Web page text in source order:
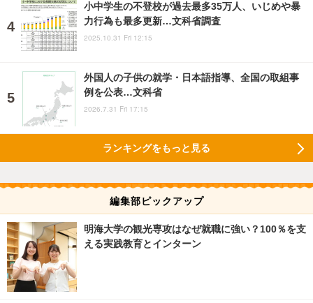
小中学生の不登校が過去最多35万人、いじめや暴
力行為も最多更新…文科省調査
2025.10.31 Fri 12:15
外国人の子供の就学・日本語指導、全国の取組事
例を公表…文科省
2026.7.31 Fri 17:15
ランキングをもっと見る
編集部ピックアップ
明海大学の観光専攻はなぜ就職に強い？100％を支
える実践教育とインターン